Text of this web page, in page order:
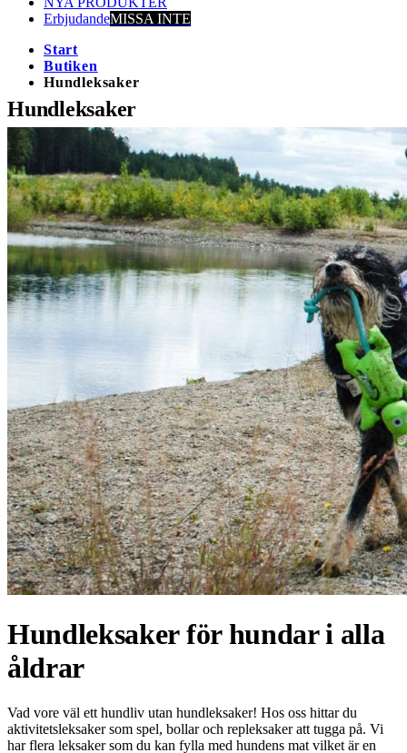
ErbjudandeMISSA INTE
Start
Butiken
Hundleksaker
Hundleksaker
Hundleksaker för hundar i alla
åldrar
Vad vore väl ett hundliv utan hundleksaker! Hos oss hittar du
aktivitetsleksaker som spel, bollar och repleksaker att tugga på. Vi
har flera leksaker som du kan fylla med hundens mat vilket är en